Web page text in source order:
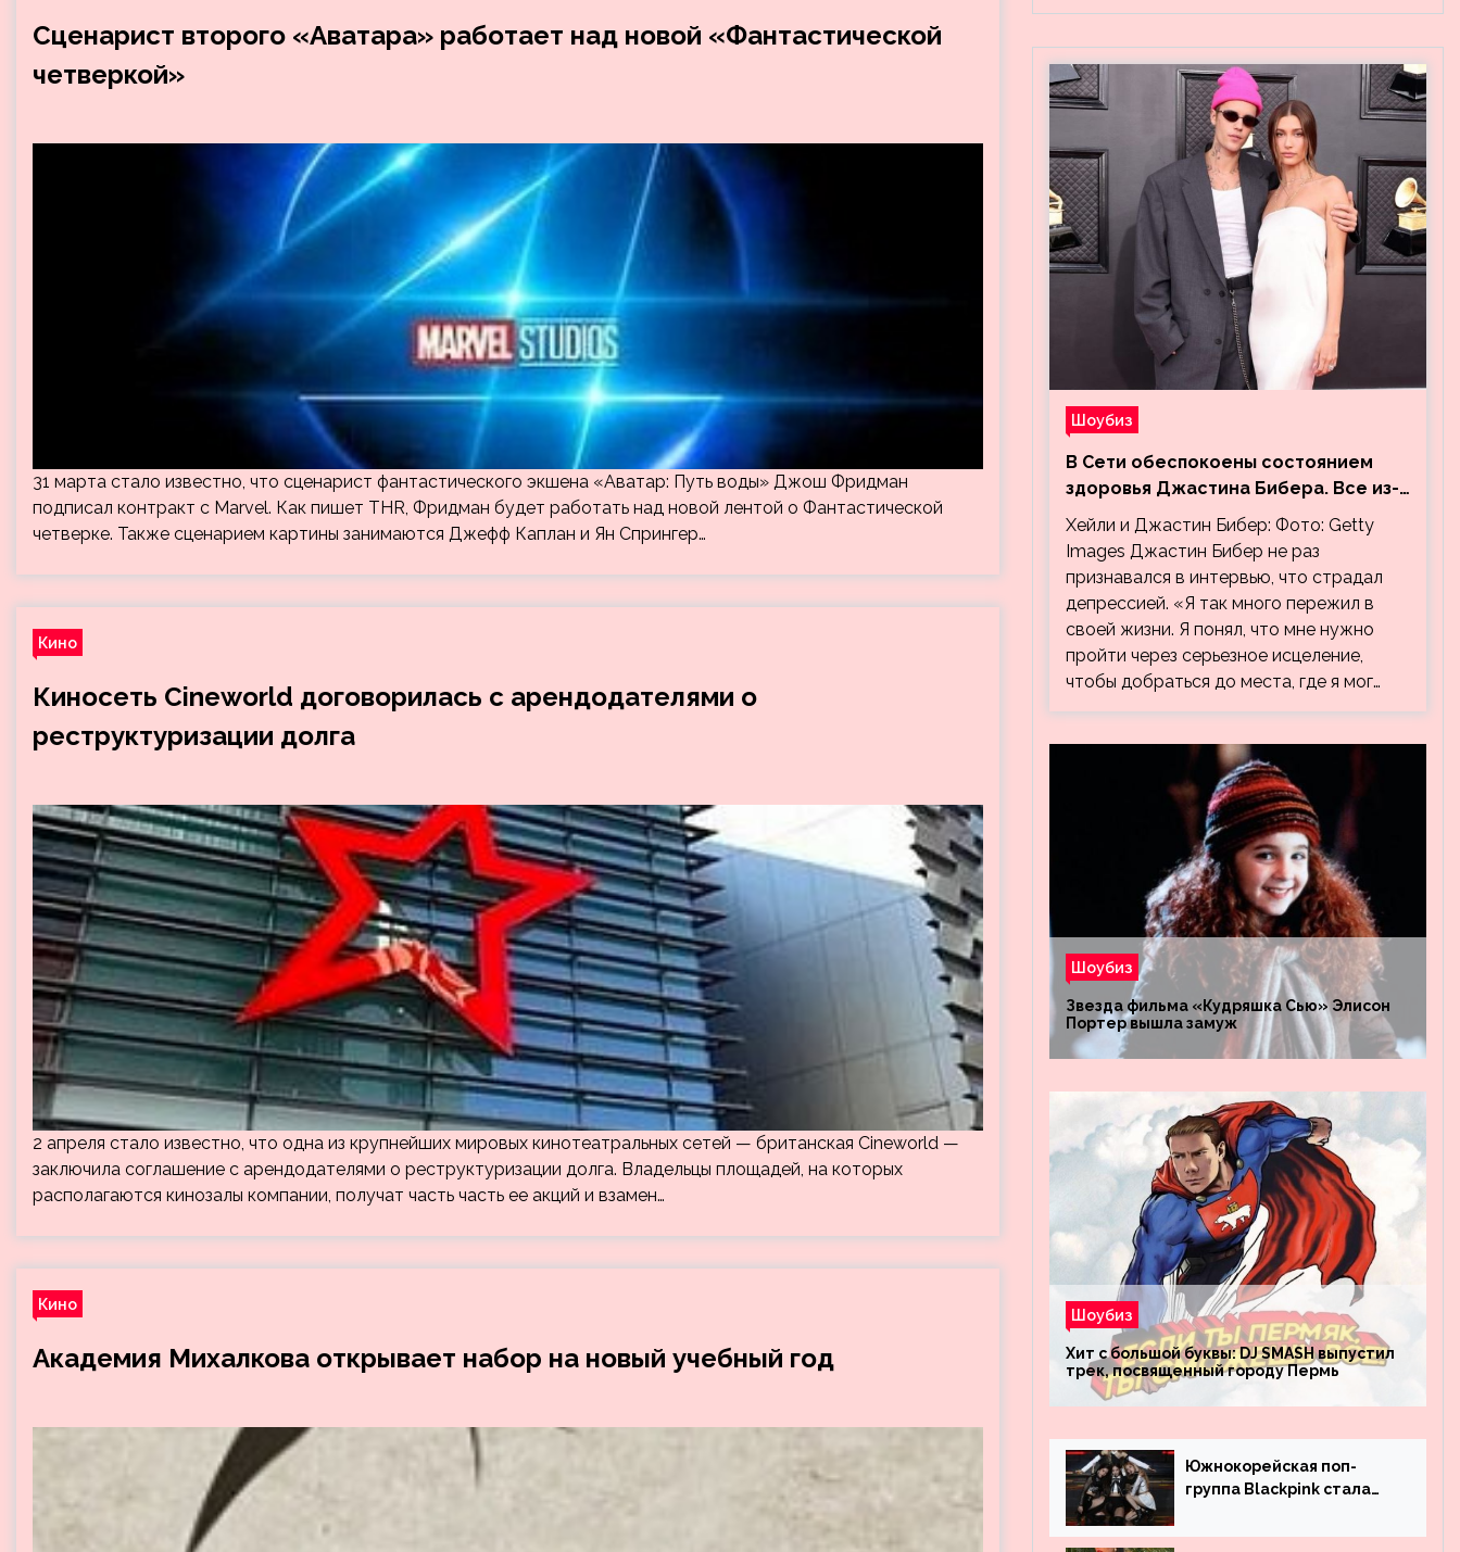
Сценарист второго «Аватара» работает над новой «Фантастической
четверкой»
31 марта стало известно, что сценарист фантастического экшена «Аватар: Путь воды» Джош Фридман
подписал контракт с Marvel. Как пишет THR, Фридман будет работать над новой лентой о Фантастической
четверке. Также сценарием картины занимаются Джефф Каплан и Ян Спрингер…
Кино
Киносеть Cineworld договорилась с арендодателями о
реструктуризации долга
2 апреля стало известно, что одна из крупнейших мировых кинотеатральных сетей — британская Cineworld —
заключила соглашение с арендодателями о реструктуризации долга. Владельцы площадей, на которых
располагаются кинозалы компании, получат часть часть ее акций и взамен…
Кино
Академия Михалкова открывает набор на новый учебный год
Шоубиз
В Сети обеспокоены состоянием
здоровья Джастина Бибера. Все из-
за видео, на котором его
успокаивает Хейли
Хейли и Джастин Бибер: Фото: Getty
Images Джастин Бибер не раз
признавался в интервью, что страдал
депрессией. «Я так много пережил в
своей жизни. Я понял, что мне нужно
пройти через серьезное исцеление,
чтобы добраться до места, где я мог…
Шоубиз
Звезда фильма «Кудряшка Сью» Элисон
Портер вышла замуж
Шоубиз
Хит с большой буквы: DJ SMASH выпустил
трек, посвященный городу Пермь
Южнокорейская поп-
группа Blackpink стала
просмотрам на YouTube.